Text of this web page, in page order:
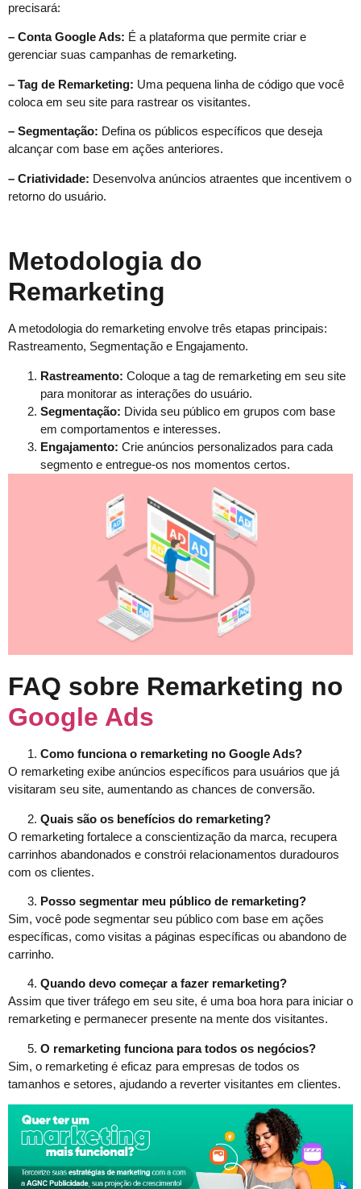
precisará:
– Conta Google Ads: É a plataforma que permite criar e
gerenciar suas campanhas de remarketing.
– Tag de Remarketing: Uma pequena linha de código que você
coloca em seu site para rastrear os visitantes.
– Segmentação: Defina os públicos específicos que deseja
alcançar com base em ações anteriores.
– Criatividade: Desenvolva anúncios atraentes que incentivem o
retorno do usuário.
Metodologia do
Remarketing
A metodologia do remarketing envolve três etapas principais:
Rastreamento, Segmentação e Engajamento.
Rastreamento: Coloque a tag de remarketing em seu site
para monitorar as interações do usuário.
Segmentação: Divida seu público em grupos com base
em comportamentos e interesses.
Engajamento: Crie anúncios personalizados para cada
segmento e entregue-os nos momentos certos.
FAQ sobre Remarketing no
Google Ads
Como funciona o remarketing no Google Ads?
O remarketing exibe anúncios específicos para usuários que já
visitaram seu site, aumentando as chances de conversão.
Quais são os benefícios do remarketing?
O remarketing fortalece a conscientização da marca, recupera
carrinhos abandonados e constrói relacionamentos duradouros
com os clientes.
Posso segmentar meu público de remarketing?
Sim, você pode segmentar seu público com base em ações
específicas, como visitas a páginas específicas ou abandono de
carrinho.
Quando devo começar a fazer remarketing?
Assim que tiver tráfego em seu site, é uma boa hora para iniciar o
remarketing e permanecer presente na mente dos visitantes.
O remarketing funciona para todos os negócios?
Sim, o remarketing é eficaz para empresas de todos os
tamanhos e setores, ajudando a reverter visitantes em clientes.